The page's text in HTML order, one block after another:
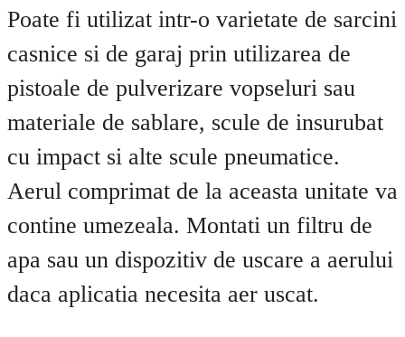
Poate fi utilizat intr-o varietate de sarcini
casnice si de garaj prin utilizarea de
pistoale de pulverizare vopseluri sau
materiale de sablare, scule de insurubat
cu impact si alte scule pneumatice.
Aerul comprimat de la aceasta unitate va
contine umezeala. Montati un filtru de
apa sau un dispozitiv de uscare a aerului
daca aplicatia necesita aer uscat.